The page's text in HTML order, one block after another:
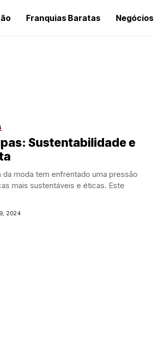
Franquias Baratas Negócios
Sustentabilidade e
da moda tem enfrentado uma pressão
mais sustentáveis e éticas. Este
2024